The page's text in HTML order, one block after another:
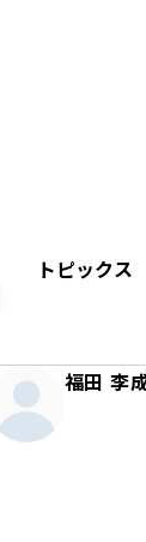
トピックス
福田 李